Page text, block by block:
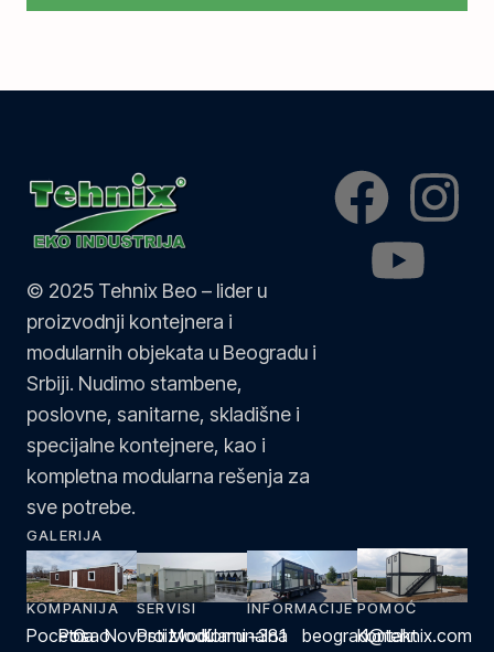
© 2025 Tehnix Beo – lider u
proizvodnji kontejnera i
modularnih objekata u Beogradu i
Srbiji. Nudimo stambene,
poslovne, sanitarne, skladišne i
specijalne kontejnere, kao i
kompletna modularna rešenja za
sve potrebe.
GALERIJA
KOMPANIJA
Pocetna
Posao
O
Novosti
SERVISI
Proizvodi
Modularni
Komunalna
INFORMACIJE
+381
beograd@tehnix.com
POMOĆ
Kontakt